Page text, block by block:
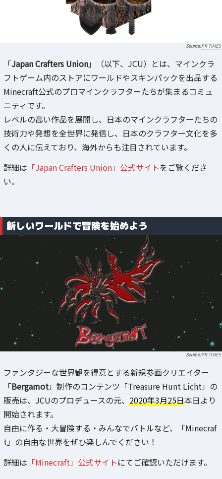
PR TIMES
「Japan Crafters Union」（以下、JCU）とは、マインクラ
フトゲーム内のストアにワールドやスキンパックを出品する
Minecraft公式のプロマインクラフターたちが集まるコミュ
ニティです。
レベルの高い作品を展開し、日本のマインクラフターたちの
技術力や発想を全世界に発信し、日本のクラフター文化を多
くの人に伝えており、海外からも注目されています。
詳細は 「Japan Crafters Union」公式サイトをご覧くださ
い。
新しいワールドで冒険を始めよう
PR TIMES
ファンタジーな世界観を得意とする新規参画クリエイター
「Bergamot」制作のコンテンツ「Treasure Hunt Licht」の
販売は、JCUのプロデュースの元、 2020年3月25日本日より
開始されます。
自由に作る・大冒険する・みんなでバトルなど、「Minecraf
t」の自由な世界をぜひ楽しんでください！
詳細は 「Minecraft」公式サイトにてご確認いただけます。